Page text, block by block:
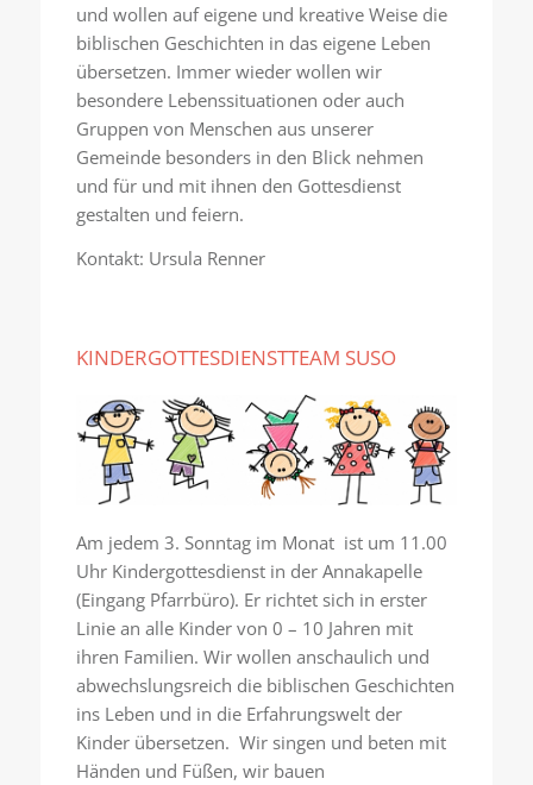
und wollen auf eigene und kreative Weise die
biblischen Geschichten in das eigene Leben
übersetzen. Immer wieder wollen wir
besondere Lebenssituationen oder auch
Gruppen von Menschen aus unserer
Gemeinde besonders in den Blick nehmen
und für und mit ihnen den Gottesdienst
gestalten und feiern.
Kontakt: Ursula Renner
KINDERGOTTESDIENSTTEAM SUSO
Am jedem 3. Sonntag im Monat ist um 11.00
Uhr Kindergottesdienst in der Annakapelle
(Eingang Pfarrbüro). Er richtet sich in erster
Linie an alle Kinder von 0 – 10 Jahren mit
ihren Familien. Wir wollen anschaulich und
abwechslungsreich die biblischen Geschichten
ins Leben und in die Erfahrungswelt der
Kinder übersetzen. Wir singen und beten mit
Händen und Füßen, wir bauen